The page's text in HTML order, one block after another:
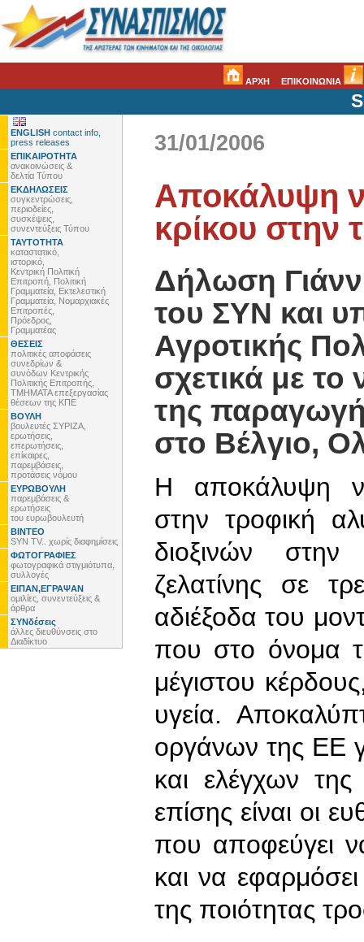
ΑΡΧΗ ΕΠΙΚΟΙΝΩΝΙΑ
ENGLISH contact info,
press releases
ΕΠΙΚΑΙΡΟΤΗΤΑ
ανακοινώσεις &
δελτία Τύπου
ΕΚΔΗΛΩΣΕΙΣ
συγκεντρώσεις,
περιοδείες,
συσκέψεις,
συνεντεύξεις Τύπου
ΤΑΥΤΟΤΗΤΑ
καταστατικό,
ιστορικό,
Κεντρική Πολιτική
Επιτροπή, Πολιτική
Γραμματεία, Εκτελεστική
Γραμματεία, Νομαρχιακές
Επιτροπές,
Πρόεδρος,
Γραμματέας
ΘΕΣΕΙΣ
πολιτικές αποφάσεις
συνεδρίων &
συνόδων Κεντρικής
Πολιτικής Επιτροπής,
ΤΜΗΜΑΤΑ επεξεργασίας
θέσεων της ΚΠΕ
ΒΟΥΛΗ
βουλευτές ΣΥΡΙΖΑ,
ερωτήσεις,
επερωτήσεις,
επίκαιρες,
παρεμβάσεις,
προτάσεις νόμου
ΕΥΡΩΒΟΥΛΗ
παρεμβάσεις &
ερωτήσεις
του ευρωβουλευτή
ΒΙΝΤΕΟ
SYN TV.. χωρίς διαφημίσεις
ΦΩΤΟΓΡΑΦΙΕΣ
φωτογραφικά στιγμιότυπα,
συλλογές
ΕΙΠΑΝ,ΕΓΡΑΨΑΝ
ομιλίες, συνεντεύξεις &
άρθρα
ΣΥΝδέσεις
άλλες διευθύνσεις στο
Διαδίκτυο
31/01/2006
Aποκάλυψη
κρίκου στην
Δήλωση
του ΣΥΝ και
Αγροτικής
σχετικά με το
της
στο Βέλγιο,
Η αποκάλυψη
στην τροφική
διοξινών
ζελατίνης σε
αδιέξοδα του
που στο όνομα
μέγιστου
υγεία.
οργάνων της ΕΕ
και ελέγχων
επίσης είναι οι
που αποφεύγει
και να
της ποιότητας